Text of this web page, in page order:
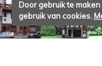
Door gebruik te
gebruik van cookies.